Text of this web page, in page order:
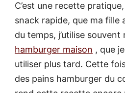
C’est une recette
snack rapide, que ma fille
du temps, j’utilise souvent
hamburger maison , que
utiliser plus tard. Cette
des pains hamburger du